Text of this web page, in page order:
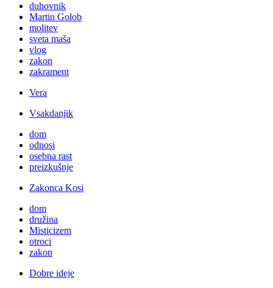
duhovnik
Martin Golob
molitev
sveta maša
vlog
zakon
zakrament
Vera
Vsakdanjik
dom
odnosi
osebna rast
preizkušnje
Zakonca Kosi
dom
družina
Misticizem
otroci
zakon
Dobre ideje